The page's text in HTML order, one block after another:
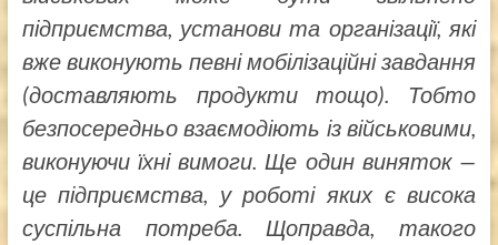
підприємства, установи та організації, які
вже виконують певні мобілізаційні завдання
(доставляють продукти тощо). Тобто
безпосередньо взаємодіють із військовими,
виконуючи їхні вимоги. Ще один виняток —
це підприємства, у роботі яких є висока
суспільна потреба. Щоправда, такого